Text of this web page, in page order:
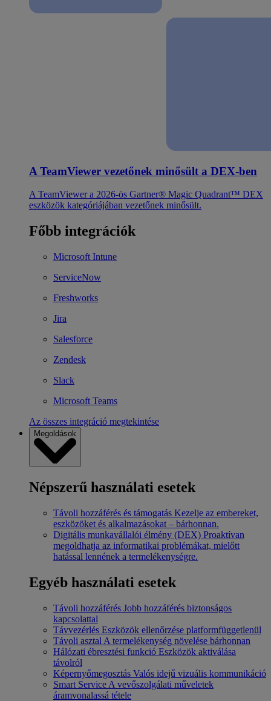
A TeamViewer vezetőnek minősült a DEX-ben
A TeamViewer a 2026-ös Gartner® Magic Quadrant™ DEX
eszközök kategóriájában vezetőnek minősült.
Főbb integrációk
Microsoft Intune
ServiceNow
Freshworks
Jira
Salesforce
Zendesk
Slack
Microsoft Teams
Az összes integráció megtekintése
Megoldások
Népszerű használati esetek
Távoli hozzáférés és támogatás Kezelje az embereket,
eszközöket és alkalmazásokat – bárhonnan.
Digitális munkavállalói élmény (DEX) Proaktívan
megoldhatja az informatikai problémákat, mielőtt
hatással lennének a termelékenységre.
Egyéb használati esetek
Távoli hozzáférés Jobb hozzáférés biztonságos
kapcsolattal
Távvezérlés Eszközök ellenőrzése platformfüggetlenül
Távoli asztal A termelékenység növelése bárhonnan
Hálózati ébresztési funkció Eszközök aktiválása
távolról
Képernyőmegosztás Valós idejű vizuális kommunikáció
Smart Service A vevőszolgálati műveletek
áramvonalassá tétele